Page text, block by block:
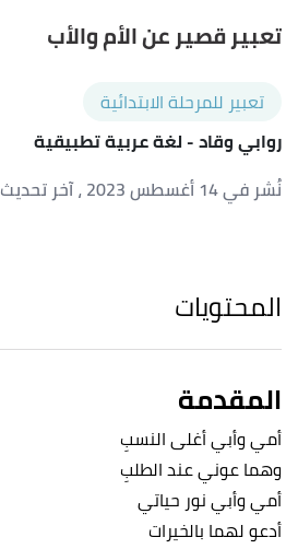
تعبير قصير عن الأم والأب
تعبير للمرحلة الابتدائية
روابي وقاد- لغة عربية تطبيقية
نُشر في 14 أغسطس 2023
، آخر تحديث 15 أغسطس 2023
المحتويات
المقدمة
أمي وأبي أغلى النسبِ
وهما عوني عند الطلبِ
أمي وأبي نور حياتي
أدعو لهما بالخيرات